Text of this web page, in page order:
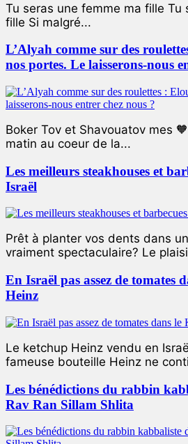
Tu seras une femme ma fille Tu
fille Si malgré...
L’Alyah comme sur des
nos portes. Le laisserons-nous
Boker Tov et Shavouatov mes
matin au coeur de la...
Les meilleurs steakhouses et
Israël
Prêt à planter vos dents dans
vraiment spectaculaire? Le
En Israël pas assez de tomates
Heinz
Le ketchup Heinz vendu en
fameuse bouteille Heinz ne
Les bénédictions du rabbin
Rav Ran Sillam Shlita